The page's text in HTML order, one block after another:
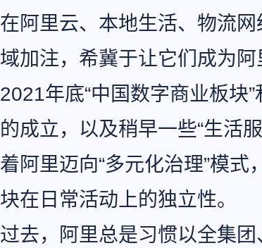
在阿里云、本地生活、物流
域加注，希冀于让它们成为阿
2021年底“中国数字商业板块”
的成立，以及稍早一些“生活
着阿里迈向“多元化治理”模式
块在日常活动上的独立性。
过去，阿里总是习惯以全集团